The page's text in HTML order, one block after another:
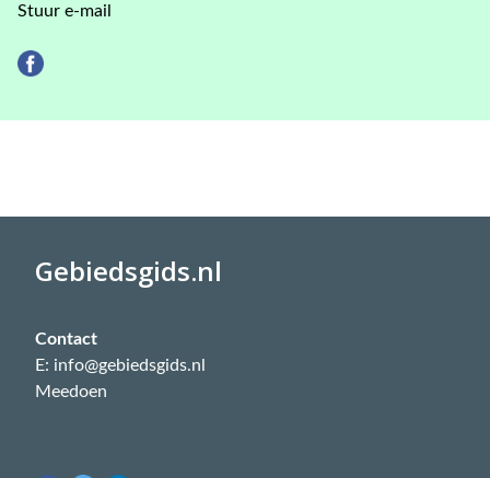
Stuur e-mail
Gebiedsgids.nl
Contact
E: info@gebiedsgids.nl
Meedoen